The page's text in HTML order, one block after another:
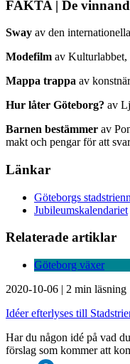
FAKTA | De
Sway av den
Modefilm av Kulturlabbet,
Mappa trappa av
Hur låter Göteborg? av
Barnen bestämmer av
makt och pengar för att
Länkar
Göteborgs
Jubileumskalendariet
Relaterade artiklar
Göteborg växer
2020-10-06 | 2 min läsning
Idéer efterlyses till
Har du någon idé på vad
förslag som kommer att